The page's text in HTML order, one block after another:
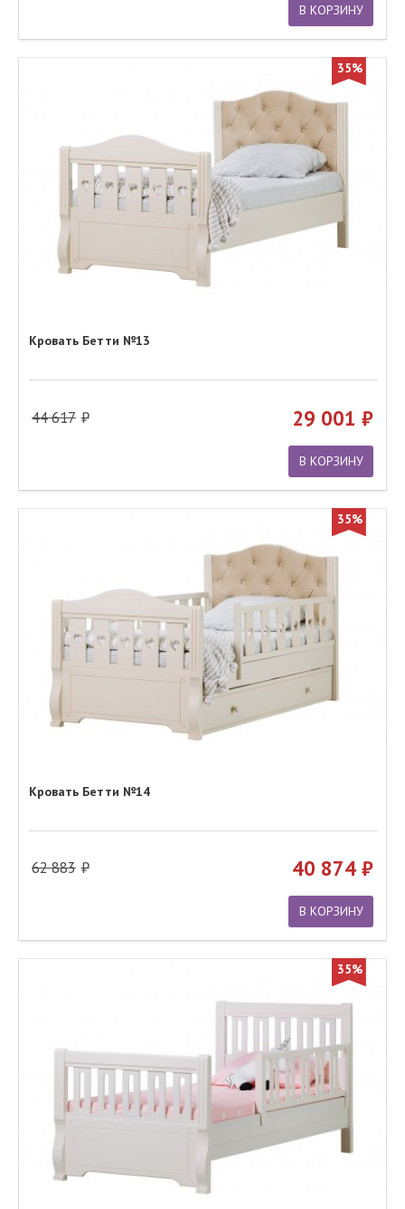
В КОРЗИНУ
35%
Кровать Бетти №13
44 617 29 001
В КОРЗИНУ
35%
Кровать Бетти №14
62 883 40 874
В КОРЗИНУ
35%